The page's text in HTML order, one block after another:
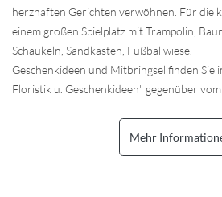
herzhaften Gerichten verwöhnen. Für die
einem großen Spielplatz mit Trampolin,
Schaukeln, Sandkasten, Fußballwiese.
Geschenkideen und Mitbringsel finden
Floristik u. Geschenkideen" gegenüber
Mehr